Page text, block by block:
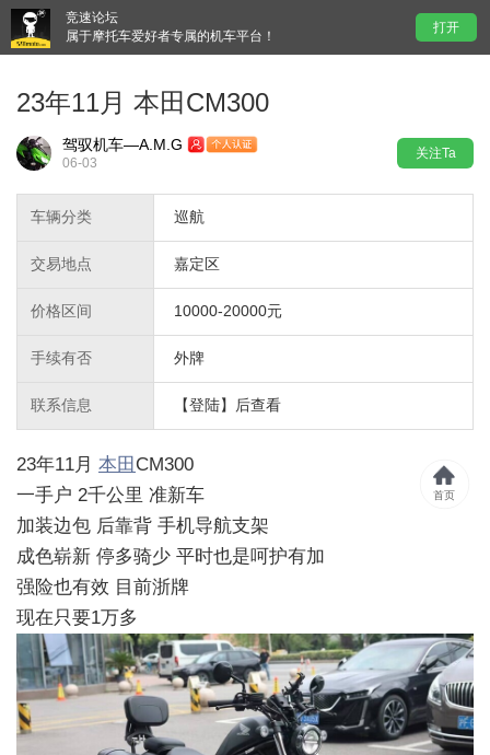
竞速论坛
属于摩托车爱好者专属的机车平台！
打开
23年11月 本田CM300
驾驭机车—A.M.G
06-03
关注Ta
车辆分类 巡航
交易地点 嘉定区
价格区间 10000-20000元
手续有否 外牌
联系信息 【登陆】后查看
23年11月 本田 CM300
一手户 2千公里 准新车
加装边包 后靠背 手机导航支架
成色崭新 停多骑少 平时也是呵护有加
强险也有效 目前浙牌
现在只要1万多
首页